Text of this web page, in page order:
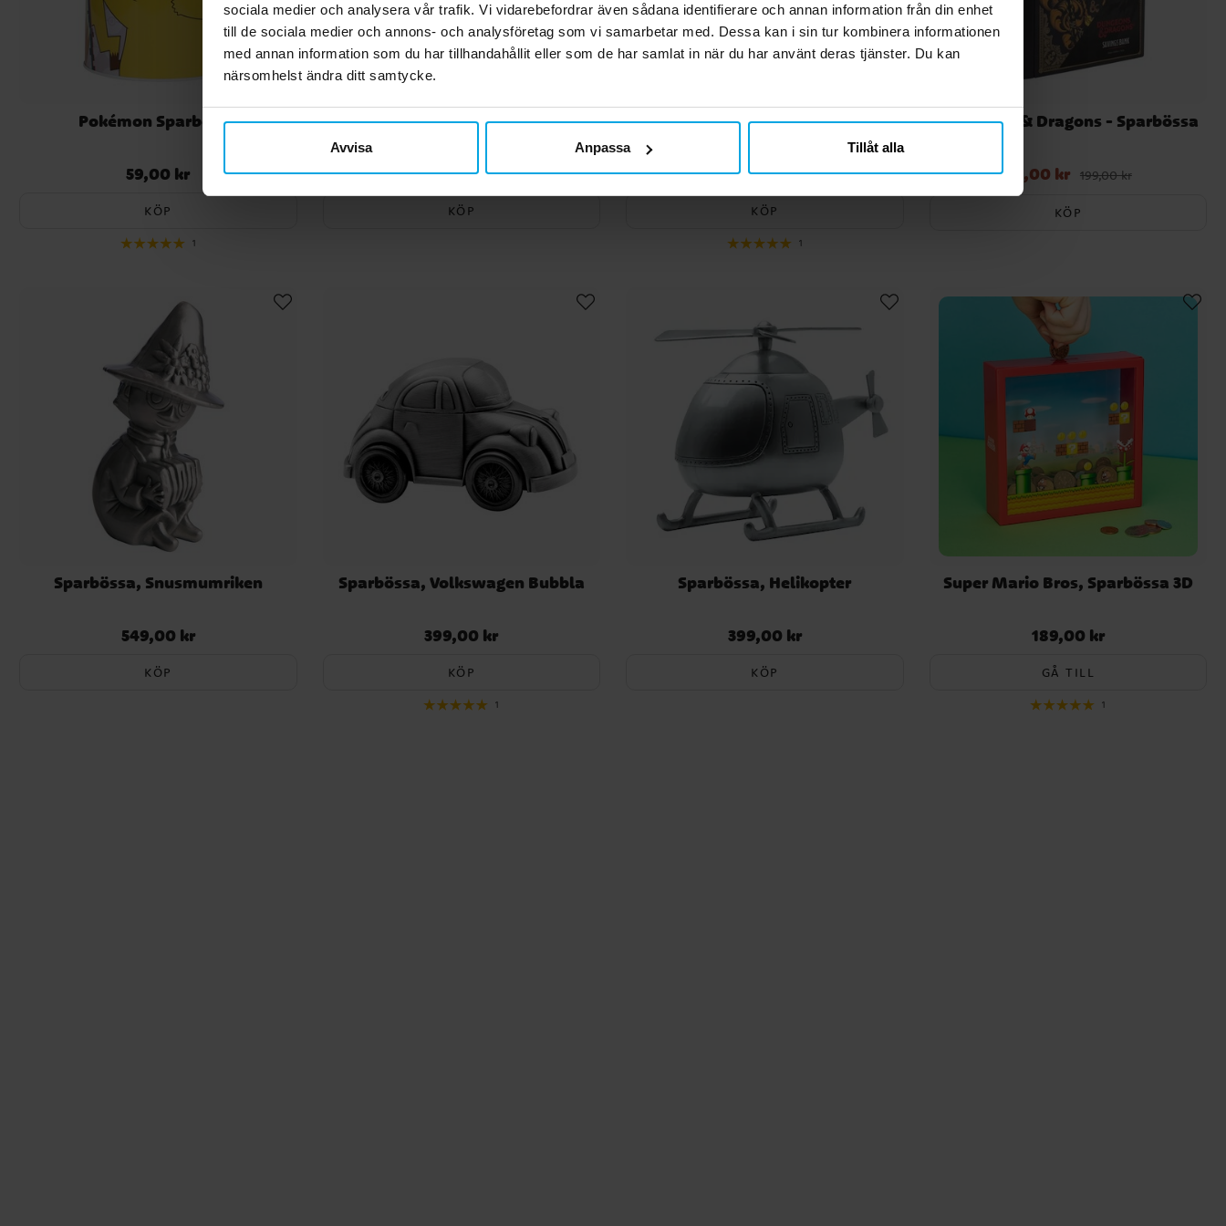
sociala medier och analysera vår trafik. Vi vidarebefordrar även sådana identifierare och annan information från din enhet
till de sociala medier och annons- och analysföretag som vi samarbetar med. Dessa kan i sin tur kombinera informationen
med annan information som du har tillhandahållit eller som de har samlat in när du har använt deras tjänster. Du kan
närsomhelst ändra ditt samtycke.
Avvisa Anpassa Tillåt alla
Pokémon Sparbössa
Pris:59,00 kr
59,00 kr
KÖP
1
Super Mario Sparbössa
Pris:59,00 kr
59,00 kr
KÖP
Paw Patrol Sparbössa
Pris :59,00 kr
59,00 kr
KÖP
1
Dungeons & Dragons - Sparbössa
Nuvarande pris: 69,00 krTidigare pris
199,00 kr
69,00 kr 199,00 kr
KÖP
Sparbössa, Snusmumriken
Pris:549,00 kr
549,00 kr
KÖP
Sparbössa, Volkswagen Bubbla
Pris:399,00 kr
399,00 kr
KÖP
1
Sparbössa, Helikopter
Pris:399,00 kr
399,00 kr
KÖP
Super Mario Bros, Sparbössa 3D
Pris:189,00 kr
189,00 kr
GÅ TILL
1